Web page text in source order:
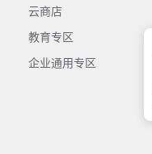
云商店
教育专区
企业通用专区